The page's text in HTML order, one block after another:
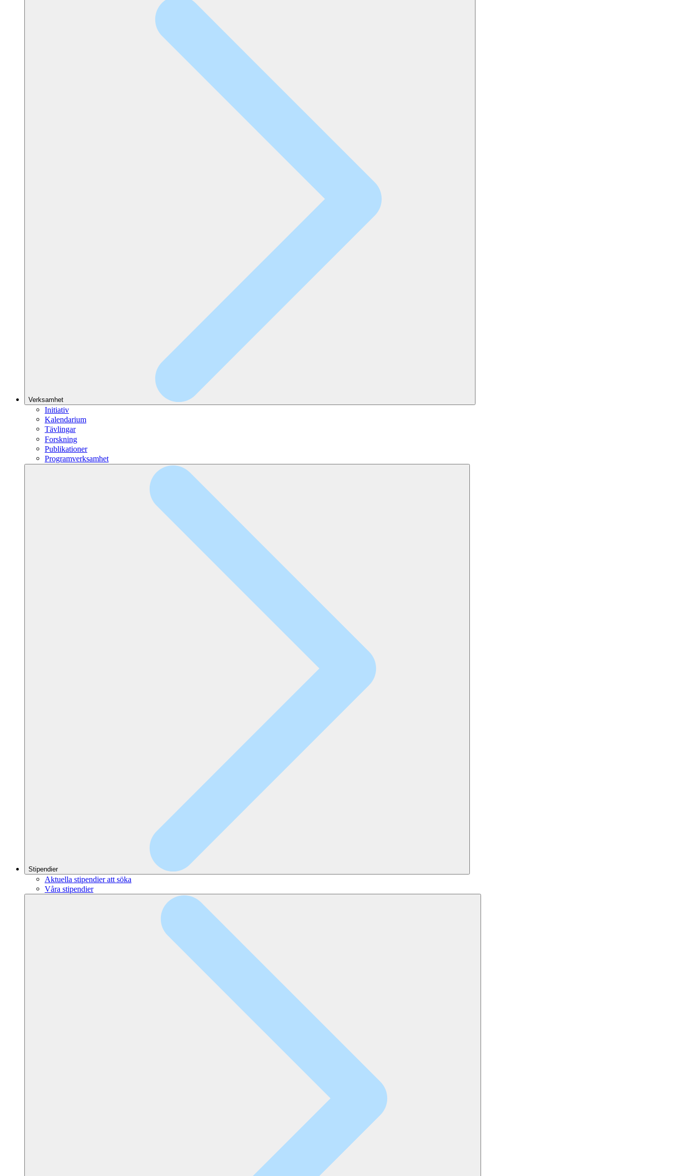
Verksamhet
Initiativ
Kalendarium
Tävlingar
Forskning
Publikationer
Programverksamhet
Stipendier
Aktuella stipendier att söka
Våra stipendier